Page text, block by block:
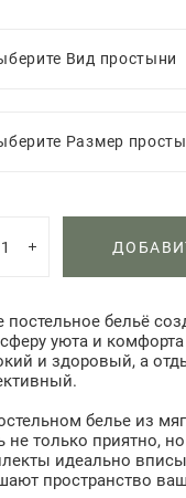
Вид простыни
Размер
постельное бельё
уюта и
и здоровый, а
белье из
не только приятно,
идеально
пространство